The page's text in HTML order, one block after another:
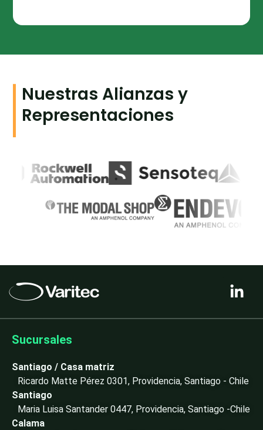
Nuestras Alianzas y
Representaciones
i
k
n
i
Sucursales
Santiago / Casa matriz
Ricardo Matte Pérez 0301, Providencia, Santiago - Chile
Santiago
Maria Luisa Santander 0447, Providencia, Santiago -Chile
Calama